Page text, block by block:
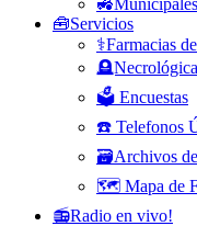
🚜Municipales
🧰Servicios
⚕️Farmacias
🗳️ Encuestas
☎️ Telefonos
🗃️Archivos
🗺️ Mapa de
📻Radio en vivo!